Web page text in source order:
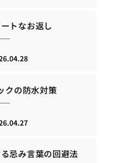
トなお返し
クの防水対策
忌み言葉の回避法